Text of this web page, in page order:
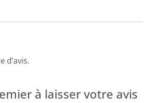
d’avis.
à laisser votre avis